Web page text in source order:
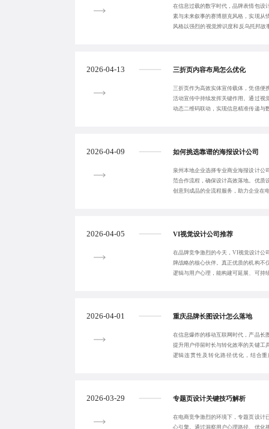
在信息过载的数字时代，品牌表情包设
素与未来叙事的赛博朋克风格，实现从
风格以强烈的视觉辨识度和反乌托邦
2026-04-13 三折页内容布局怎么优化
三折页作为高效实体宣传载体，凭借便
活动宣传中持续发挥关键作用。通过视
动态二维码联动，实现信息精准传递与
2026-04-09 如何挑选靠谱的海报设计公司
泉州本地企业选择专业商业海报设计公
范合作流程，确保设计高效落地。优质
创意到成品的全流程服务，助力企业在
2026-04-05 VI视觉设计公司推荐
在品牌竞争激烈的今天，VI视觉设计公
牌战略的核心伙伴。真正优质的机构不
逻辑与用户心理，能构建可延展、可持
2026-04-01 重庆品牌长图设计怎么落地
在信息爆炸的移动互联网时代，产品长
提升用户停留时长与转化效率的关键工
逻辑连贯性及转化路径优化，结合
2026-03-29 专题页设计关键技巧解析
在电商竞争激烈的环境下，专题页设计
心引擎。通过洞察用户心理路径、优化